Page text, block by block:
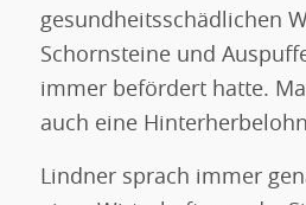
gesundheitsschädlichen
Schornsteine und
immer befördert hatte.
auch eine
Lindner sprach immer